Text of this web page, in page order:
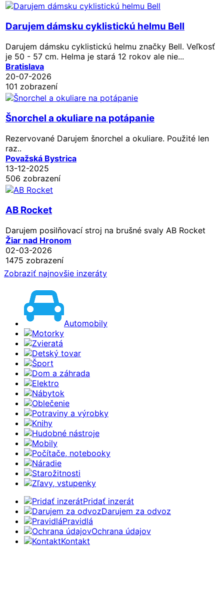
Darujem dámsku cyklistickú helmu Bell
Darujem dámsku cyklistickú helmu značky Bell. Veľkosť
je 50 - 57 cm. Helma je stará 12 rokov ale nie...
Bratislava
20-07-2026
101 zobrazení
Šnorchel a okuliare na potápanie
Rezervované Darujem šnorchel a okuliare. Použité len
raz..
Považská Bystrica
13-12-2025
506 zobrazení
AB Rocket
Darujem posilňovací stroj na brušné svaly AB Rocket
Žiar nad Hronom
02-03-2026
1475 zobrazení
Zobraziť najnovšie inzeráty
Automobily
Motorky
Zvieratá
Detský tovar
Šport
Dom a záhrada
Elektro
Nábytok
Oblečenie
Potraviny a výrobky
Knihy
Hudobné nástroje
Mobily
Počítače, notebooky
Náradie
Starožitnosti
Zľavy, vstupenky
Pridať inzerát
Darujem za odvoz
Pravidlá
Ochrana údajov
Kontakt